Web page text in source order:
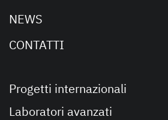
NEWS
CONTATTI
Progetti internazionali
Laboratori avanzati